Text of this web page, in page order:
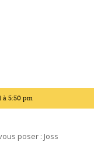
à 5:50 pm
poser : Joss